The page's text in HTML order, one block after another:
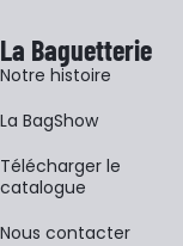
La Baguetterie
Notre histoire
La BagShow
​Télécharger le
catalogue
Nous contacter